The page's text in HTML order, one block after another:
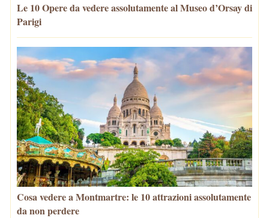
Le 10 Opere da vedere assolutamente al Museo d’Orsay di
Parigi
Cosa vedere a Montmartre: le 10 attrazioni assolutamente
da non perdere